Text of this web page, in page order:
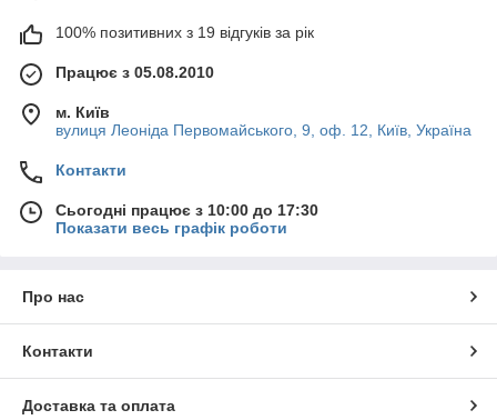
100% позитивних з 19 відгуків за рік
Працює з 05.08.2010
м. Київ
вулиця Леоніда Первомайського, 9, оф. 12, Київ, Україна
Контакти
Сьогодні працює з 10:00 до 17:30
Показати весь графік роботи
Про нас
Контакти
Доставка та оплата